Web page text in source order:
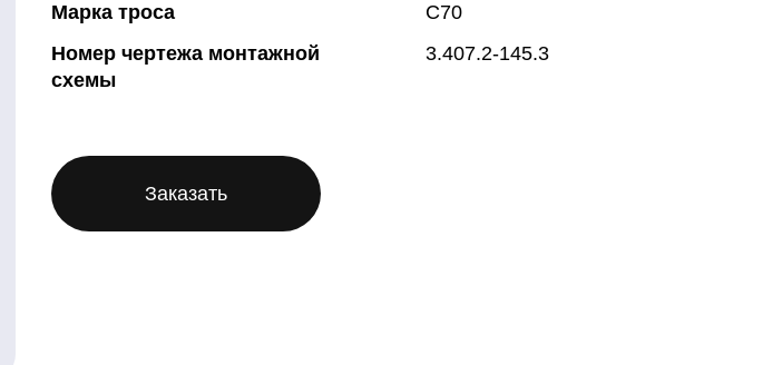
Марка троса
С70
Номер чертежа монтажной
схемы
3.407.2-145.3
Заказать